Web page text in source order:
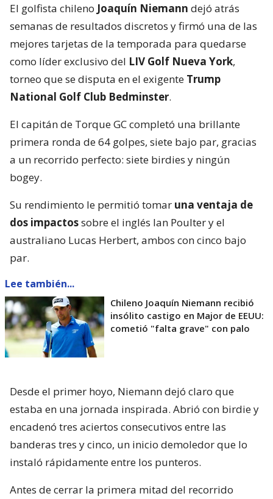
El golfista chileno Joaquín Niemann dejó atrás
semanas de resultados discretos y firmó una de las
mejores tarjetas de la temporada para quedarse
como líder exclusivo del LIV Golf Nueva York,
torneo que se disputa en el exigente Trump
National Golf Club Bedminster.
El capitán de Torque GC completó una brillante
primera ronda de 64 golpes, siete bajo par, gracias
a un recorrido perfecto: siete birdies y ningún
bogey.
Su rendimiento le permitió tomar una ventaja de
dos impactossobre el inglés Ian Poulter y el
australiano Lucas Herbert, ambos con cinco bajo
par.
Lee también...
Chileno Joaquín Niemann recibió
insólito castigo en Major de EEUU:
cometió "falta grave" con palo
Desde el primer hoyo, Niemann dejó claro que
estaba en una jornada inspirada. Abrió con birdie y
encadenó tres aciertos consecutivos entre las
banderas tres y cinco, un inicio demoledor que lo
instaló rápidamente entre los punteros.
Antes de cerrar la primera mitad del recorrido